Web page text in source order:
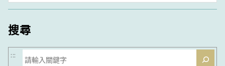
類
搜尋
搜
:::